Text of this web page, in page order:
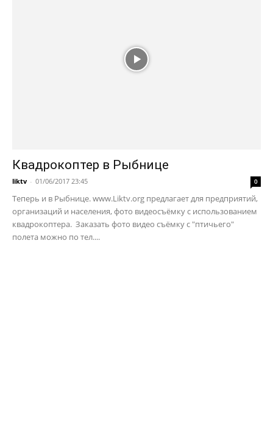
Квадрокоптер в Рыбнице
liktv - 01/06/2017 23:45 0
Теперь и в Рыбнице. www.Liktv.org предлагает для предприятий,
организаций и населения, фото видеосъёмку с использованием
квадрокоптера. Заказать фото видео съёмку с "птичьего"
полета можно по тел....